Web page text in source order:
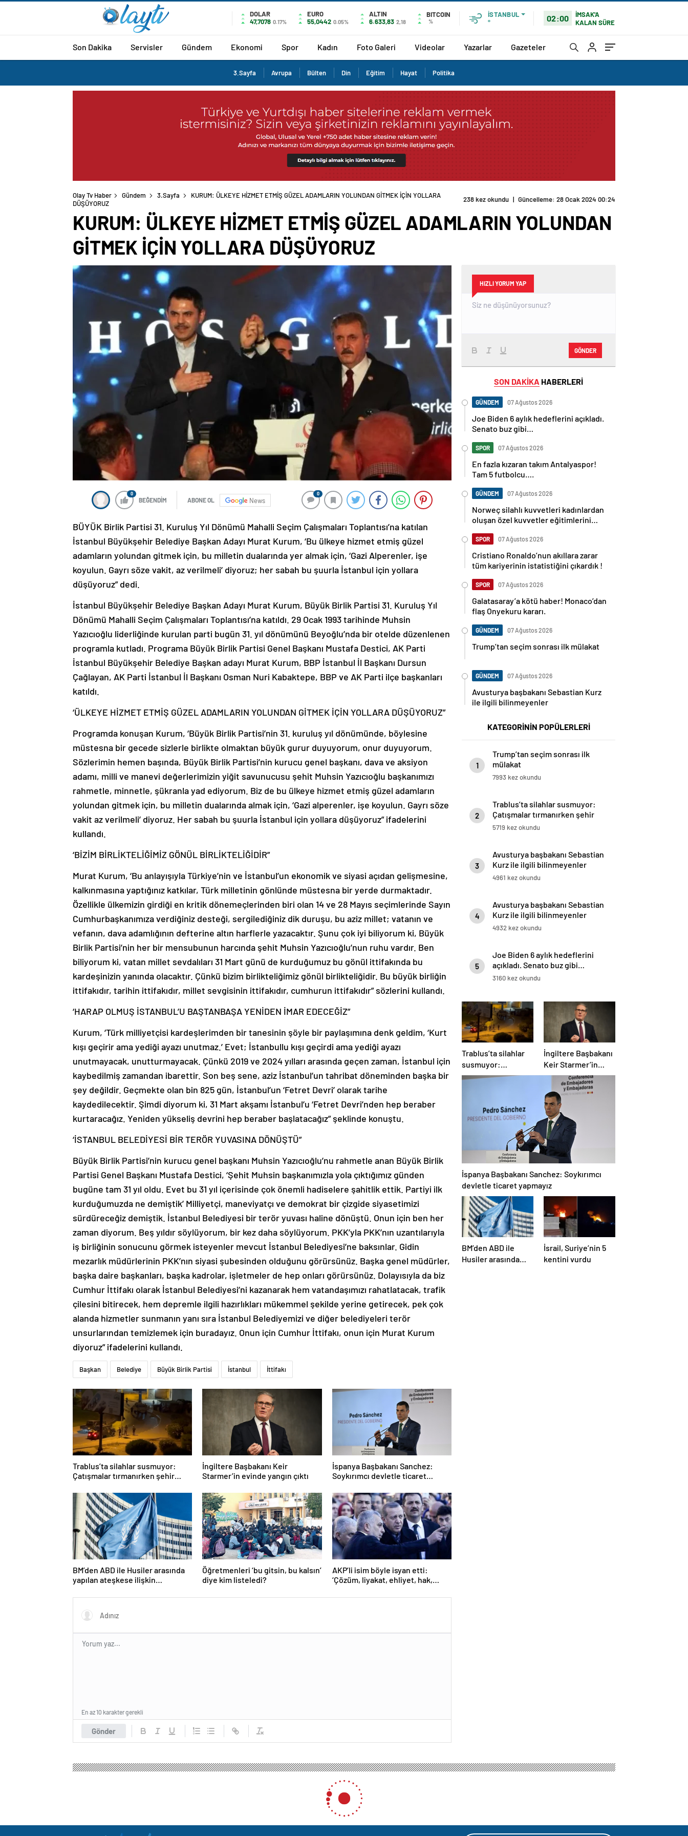
DOLAR
47,7078 0.17%
EURO
55,0442 0.05%
ALTIN
6.633,83 2,18
BITCOIN
%
İSTANBUL
°
02:00
İMSAK'A
KALAN SÜRE
Son Dakika Servisler Gündem Ekonomi Spor Kadın Foto Galeri Videolar Yazarlar Gazeteler
3.Sayfa Avrupa Bülten Din Eğitim Hayat Politika
Olay Tv Haber Gündem 3.Sayfa
KURUM: ÜLKEYE HİZMET ETMİŞ GÜZEL ADAMLARIN YOLUNDAN GİTMEK İÇİN YOLLARA
DÜŞÜYORUZ
238 kez okundu | Güncelleme: 28 Ocak 2024 00:24
KURUM: ÜLKEYE HİZMET ETMİŞ GÜZEL ADAMLARIN YOLUNDAN
GİTMEK İÇİN YOLLARA DÜŞÜYORUZ
0
BEĞENDİM ABONE OL News
0
BÜYÜK Birlik Partisi 31. Kuruluş Yıl Dönümü Mahalli Seçim Çalışmaları Toplantısı’na katılan
İstanbul Büyükşehir Belediye Başkan Adayı Murat Kurum, ‘Bu ülkeye hizmet etmiş güzel
adamların yolundan gitmek için, bu milletin dualarında yer almak için, ‘Gazi Alperenler, işe
koyulun. Gayrı söze vakit, az verilmeli’ diyoruz; her sabah bu şuurla İstanbul için yollara
düşüyoruz” dedi.
İstanbul Büyükşehir Belediye Başkan Adayı Murat Kurum, Büyük Birlik Partisi 31. Kuruluş Yıl
Dönümü Mahalli Seçim Çalışmaları Toplantısı’na katıldı. 29 Ocak 1993 tarihinde Muhsin
Yazıcıoğlu liderliğinde kurulan parti bugün 31. yıl dönümünü Beyoğlu’nda bir otelde düzenlenen
programla kutladı. Programa Büyük Birlik Partisi Genel Başkanı Mustafa Destici, AK Parti
İstanbul Büyükşehir Belediye Başkan adayı Murat Kurum, BBP İstanbul İl Başkanı Dursun
Çağlayan, AK Parti İstanbul İl Başkanı Osman Nuri Kabaktepe, BBP ve AK Parti ilçe başkanları
katıldı.
‘ÜLKEYE HİZMET ETMİŞ GÜZEL ADAMLARIN YOLUNDAN GİTMEK İÇİN YOLLARA DÜŞÜYORUZ”
Programda konuşan Kurum, ‘Büyük Birlik Partisi’nin 31. kuruluş yıl dönümünde, böylesine
müstesna bir gecede sizlerle birlikte olmaktan büyük gurur duyuyorum, onur duyuyorum.
Sözlerimin hemen başında, Büyük Birlik Partisi’nin kurucu genel başkanı, dava ve aksiyon
adamı, milli ve manevi değerlerimizin yiğit savunucusu şehit Muhsin Yazıcıoğlu başkanımızı
rahmetle, minnetle, şükranla yad ediyorum. Biz de bu ülkeye hizmet etmiş güzel adamların
yolundan gitmek için, bu milletin dualarında almak için, ‘Gazi alperenler, işe koyulun. Gayrı söze
vakit az verilmeli’ diyoruz. Her sabah bu şuurla İstanbul için yollara düşüyoruz” ifadelerini
kullandı.
‘BİZİM BİRLİKTELİĞİMİZ GÖNÜL BİRLİKTELİĞİDİR”
Murat Kurum, ‘Bu anlayışıyla Türkiye’nin ve İstanbul’un ekonomik ve siyasi açıdan gelişmesine,
kalkınmasına yaptığınız katkılar, Türk milletinin gönlünde müstesna bir yerde durmaktadır.
Özellikle ülkemizin girdiği en kritik dönemeçlerinden biri olan 14 ve 28 Mayıs seçimlerinde Sayın
Cumhurbaşkanımıza verdiğiniz desteği, sergilediğiniz dik duruşu, bu aziz millet; vatanın ve
vefanın, dava adamlığının defterine altın harflerle yazacaktır. Şunu çok iyi biliyorum ki, Büyük
Birlik Partisi’nin her bir mensubunun harcında şehit Muhsin Yazıcıoğlu’nun ruhu vardır. Ben
biliyorum ki, vatan millet sevdalıları 31 Mart günü de kurduğumuz bu gönül ittifakında bu
kardeşinizin yanında olacaktır. Çünkü bizim birlikteliğimiz gönül birlikteliğidir. Bu büyük birliğin
ittifakıdır, tarihin ittifakıdır, millet sevgisinin ittifakıdır, cumhurun ittifakıdır” sözlerini kullandı.
‘HARAP OLMUŞ İSTANBUL’U BAŞTANBAŞA YENİDEN İMAR EDECEĞİZ”
Kurum, ‘Türk milliyetçisi kardeşlerimden bir tanesinin şöyle bir paylaşımına denk geldim, ‘Kurt
kışı geçirir ama yediği ayazı unutmaz.’ Evet; İstanbullu kışı geçirdi ama yediği ayazı
unutmayacak, unutturmayacak. Çünkü 2019 ve 2024 yılları arasında geçen zaman, İstanbul için
kaybedilmiş zamandan ibarettir. Son beş sene, aziz İstanbul’un tahribat döneminden başka bir
şey değildir. Geçmekte olan bin 825 gün, İstanbul’un ‘Fetret Devri’ olarak tarihe
kaydedilecektir. Şimdi diyorum ki, 31 Mart akşamı İstanbul’u ‘Fetret Devri’nden hep beraber
kurtaracağız. Yeniden yükseliş devrini hep beraber başlatacağız” şeklinde konuştu.
‘İSTANBUL BELEDİYESİ BİR TERÖR YUVASINA DÖNÜŞTÜ”
Büyük Birlik Partisi’nin kurucu genel başkanı Muhsin Yazıcıoğlu’nu rahmetle anan Büyük Birlik
Partisi Genel Başkanı Mustafa Destici, ‘Şehit Muhsin başkanımızla yola çıktığımız günden
bugüne tam 31 yıl oldu. Evet bu 31 yıl içerisinde çok önemli hadiselere şahitlik ettik. Partiyi ilk
kurduğumuzda ne demiştik’ Milliyetçi, maneviyatçı ve demokrat bir çizgide siyasetimizi
sürdüreceğiz demiştik. İstanbul Belediyesi bir terör yuvası haline dönüştü. Onun için ben her
zaman diyorum. Beş yıldır söylüyorum, bir kez daha söylüyorum. PKK’yla PKK’nın uzantılarıyla
iş birliğinin sonucunu görmek isteyenler mevcut İstanbul Belediyesi’ne baksınlar. Gidin
mezarlık müdürlerinin PKK’nın siyasi şubesinden olduğunu görürsünüz. Başka genel müdürler,
başka daire başkanları, başka kadrolar, işletmeler de hep onları görürsünüz. Dolayısıyla da biz
Cumhur İttifakı olarak İstanbul Belediyesi’ni kazanarak hem vatandaşımızı rahatlatacak, trafik
çilesini bitirecek, hem depremle ilgili hazırlıkları mükemmel şekilde yerine getirecek, pek çok
alanda hizmetler sunmanın yanı sıra İstanbul Belediyemizi ve diğer belediyeleri terör
unsurlarından temizlemek için buradayız. Onun için Cumhur İttifakı, onun için Murat Kurum
diyoruz” ifadelerini kullandı.
Başkan Belediye Büyük Birlik Partisi İstanbul İttifakı
Trablus’ta silahlar susmuyor:
Çatışmalar tırmanırken şehir
İngiltere Başbakanı Keir
Starmer’in evinde yangın çıktı
İspanya Başbakanı Sanchez:
Soykırımcı devletle ticaret
BM’den ABD ile Husiler arasında
yapılan ateşkese ilişkin
Öğretmenleri ‘bu gitsin, bu kalsın’
diye kim listeledi?
AKP’li isim böyle isyan etti:
‘Çözüm, liyakat, ehliyet, hak,
Gönder
En az 10 karakter gerekli
HIZLI YORUM YAP
GÖNDER
SON DAKİKA HABERLERİ
GÜNDEM 07 Ağustos 2026
Joe Biden 6 aylık hedeflerini açıkladı.
Senato buz gibi…
SPOR 07 Ağustos 2026
En fazla kızaran takım Antalyaspor!
Tam 5 futbolcu….
GÜNDEM 07 Ağustos 2026
Norweç silahlı kuvvetleri kadınlardan
oluşan özel kuvvetler eğitimlerini
SPOR 07 Ağustos 2026
Cristiano Ronaldo’nun akıllara zarar
tüm kariyerinin istatistiğini çıkardık !
SPOR 07 Ağustos 2026
Galatasaray’a kötü haber! Monaco’dan
flaş Onyekuru kararı.
GÜNDEM 07 Ağustos 2026
Trump’tan seçim sonrası ilk mülakat
GÜNDEM 07 Ağustos 2026
Avusturya başbakanı Sebastian Kurz
ile ilgili bilinmeyenler
KATEGORİNİN POPÜLERLERİ
1
Trump’tan seçim sonrası ilk
mülakat
7993 kez okundu
2
Trablus’ta silahlar susmuyor:
Çatışmalar tırmanırken şehir
alarmda
5719 kez okundu
3
Avusturya başbakanı Sebastian
Kurz ile ilgili bilinmeyenler
4961 kez okundu
4
Avusturya başbakanı Sebastian
Kurz ile ilgili bilinmeyenler
4932 kez okundu
5
Joe Biden 6 aylık hedeflerini
açıkladı. Senato buz gibi…
3160 kez okundu
Trablus’ta silahlar
susmuyor:
Çatışmalar
İngiltere Başbakanı
Keir Starmer’in
evinde yangın çıktı
İspanya Başbakanı Sanchez: Soykırımcı
devletle ticaret yapmayız
BM’den ABD ile
Husiler arasında
İsrail, Suriye’nin 5
kentini vurdu